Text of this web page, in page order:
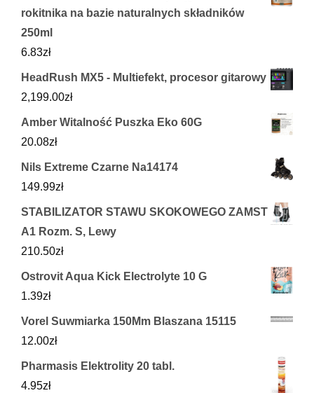
rokitnika na bazie naturalnych składników
250ml
6.83zł
HeadRush MX5 - Multiefekt, procesor gitarowy
2,199.00zł
Amber Witalność Puszka Eko 60G
20.08zł
Nils Extreme Czarne Na14174
149.99zł
STABILIZATOR STAWU SKOKOWEGO ZAMST
A1 Rozm. S, Lewy
210.50zł
Ostrovit Aqua Kick Electrolyte 10 G
1.39zł
Vorel Suwmiarka 150Mm Blaszana 15115
12.00zł
Pharmasis Elektrolity 20 tabl.
4.95zł